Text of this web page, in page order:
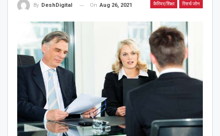
कैरियर/शिक्षा रिसर्च जोन
By DeshDigital On Aug 26, 2021